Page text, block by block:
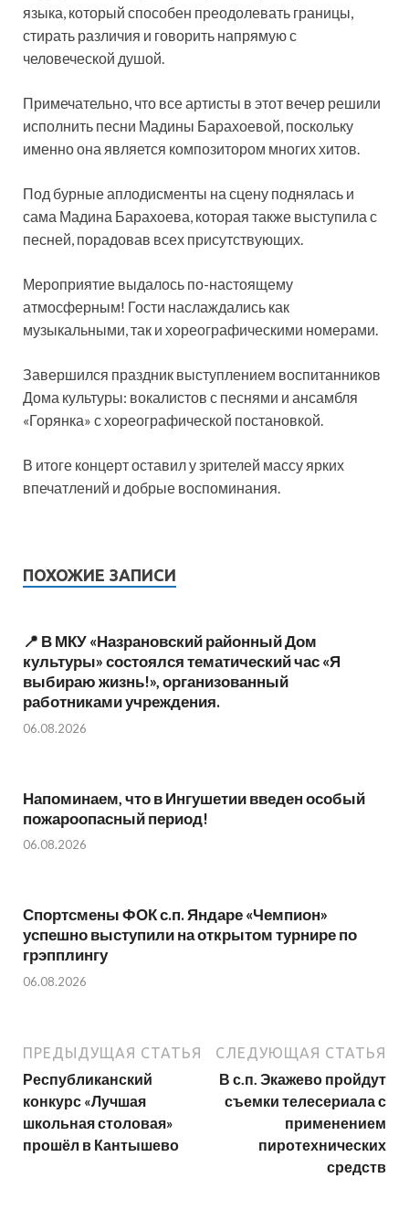
языка, который способен преодолевать границы,
стирать различия и говорить напрямую с
человеческой душой.
Примечательно, что все артисты в этот вечер решили
исполнить песни Мадины Барахоевой, поскольку
именно она является композитором многих хитов.
Под бурные аплодисменты на сцену поднялась и
сама Мадина Барахоева, которая также выступила с
песней, порадовав всех присутствующих.
Мероприятие выдалось по-настоящему
атмосферным! Гости наслаждались как
музыкальными, так и хореографическими номерами.
Завершился праздник выступлением воспитанников
Дома культуры: вокалистов с песнями и ансамбля
«Горянка» с хореографической постановкой.
В итоге концерт оставил у зрителей массу ярких
впечатлений и добрые воспоминания.
ПОХОЖИЕ ЗАПИСИ
📍 В МКУ «Назрановский районный Дом
культуры» состоялся тематический час «Я
выбираю жизнь!», организованный
работниками учреждения.
06.08.2026
Напоминаем, что в Ингушетии введен особый
пожароопасный период!⁣⁣⠀
06.08.2026
Спортсмены ФОК с.п. Яндаре «Чемпион»
успешно выступили на открытом турнире по
грэпплингу
06.08.2026
ПРЕДЫДУЩАЯ СТАТЬЯ
Республиканский
конкурс «Лучшая
школьная столовая»
прошёл в Кантышево
СЛЕДУЮЩАЯ СТАТЬЯ
В с.п. Экажево пройдут
съемки телесериала с
применением
пиротехнических
средств